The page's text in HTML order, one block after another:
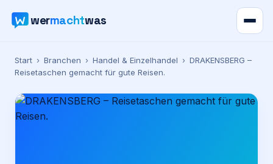
wermachtwas
Verzeichnis
Karte
Start › Branchen › Handel & Einzelhandel › DRAKENSBERG –
Reisetaschen gemacht für gute Reisen.